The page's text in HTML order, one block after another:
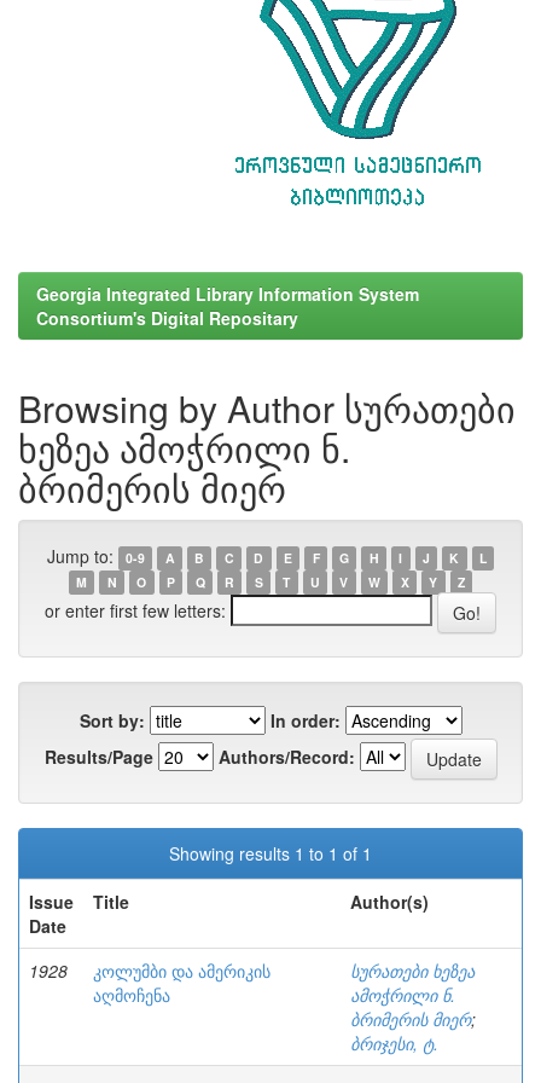
Georgia Integrated Library Information System
Consortium's Digital Repositary
Browsing by Author სურათები
ხეზეა ამოჭრილი ნ.
ბრიმერის მიერ
Jump to: 0-9 A B C D E F G H I J K
L
M
N O P Q R S T U V W X Y Z
or enter first few letters:
Sort by:
In order:
Results/Page
Authors/Record:
Showing results 1 to 1 of 1
Issue
Date
Title Author(s)
1928
კოლუმბი და ამერიკის
აღმოჩენა
სურათები ხეზეა
ამოჭრილი ნ.
ბრიმერის მიერ;
ბრიჯესი, ტ.